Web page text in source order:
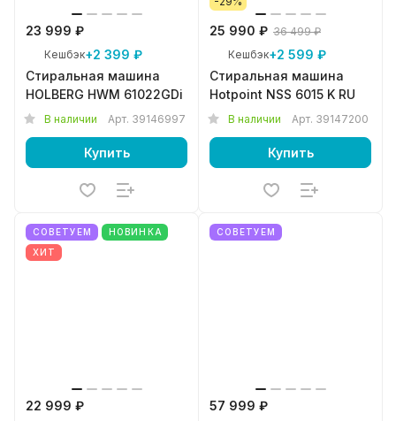
23 999 ₽
Кешбэк+2 399 ₽
Стиральная машина
HOLBERG HWM 61022GDi
В наличии Арт. 39146997
Купить
25 990 ₽ 36 499 ₽
Кешбэк+2 599 ₽
Стиральная машина
Hotpoint NSS 6015 K RU
В наличии Арт. 39147200
Купить
СОВЕТУЕМ
НОВИНКА
ХИТ
22 999 ₽
СОВЕТУЕМ
57 999 ₽